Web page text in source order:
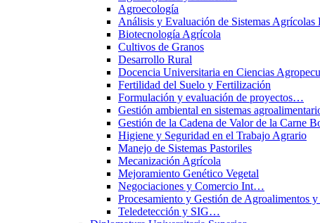
Agroecología
Análisis y Evaluación de Sistemas
Biotecnología Agrícola
Cultivos de Granos
Desarrollo Rural
Docencia Universitaria en Ciencias
Fertilidad del Suelo y Fertilización
Formulación y evaluación de proyectos…
Gestión ambiental en sistemas
Gestión de la Cadena de Valor de la Carne
Higiene y Seguridad en el Trabajo Agrario
Manejo de Sistemas Pastoriles
Mecanización Agrícola
Mejoramiento Genético Vegetal
Negociaciones y Comercio Int…
Procesamiento y Gestión de Agroalimentos
Teledetección y SIG…